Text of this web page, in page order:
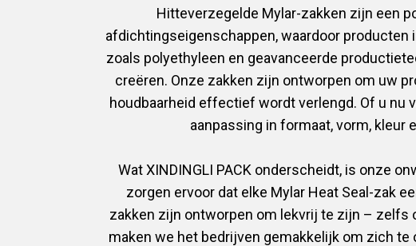
Hitteverzegelde Mylar-zakken zijn een
afdichtingseigenschappen, waardoor producten
zoals polyethyleen en geavanceerde
creëren. Onze zakken zijn ontworpen om uw
houdbaarheid effectief wordt verlengd. Of u nu
aanpassing in formaat, vorm, kleur
Wat XINDINGLI PACK onderscheidt, is onze
zorgen ervoor dat elke Mylar Heat Seal-zak
zakken zijn ontworpen om lekvrij te zijn – zelfs
maken we het bedrijven gemakkelijk om zich